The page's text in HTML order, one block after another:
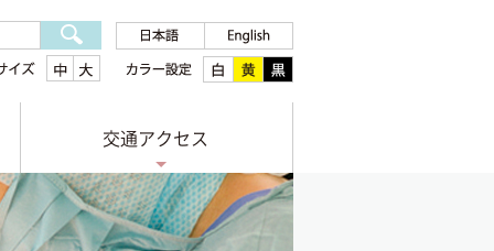
交通アクセス